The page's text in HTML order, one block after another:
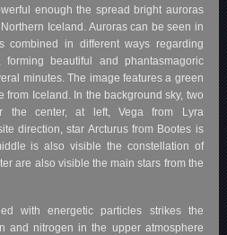
enough the spread bright auroras
Iceland. Auroras can be seen in
combined in different ways regarding
beautiful and phantasmagoric
minutes. The image features a green
Iceland. In the background sky, two
the center, at left, Vega from Lyra
direction, star Arcturus from Bootes is
is also visible the constellation of
are also visible the main stars from the
with energetic particles strikes the
and nitrogen in the upper atmosphere